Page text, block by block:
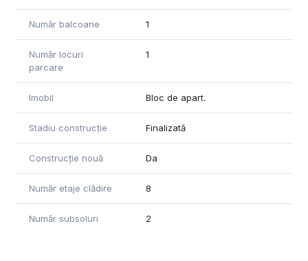
Număr balcoane 1
Număr locuri
parcare
1
Imobil Bloc de apart.
Stadiu construcție Finalizată
Construcție nouă Da
Număr etaje clădire 8
Număr subsoluri 2